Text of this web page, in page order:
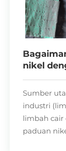
nikel
Sumber
industri
limbah
paduan